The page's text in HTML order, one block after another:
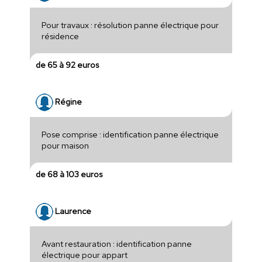
Pour travaux : résolution panne électrique pour
résidence
de 65 à 92 euros
Régine
Pose comprise : identification panne électrique
pour maison
de 68 à 103 euros
Laurence
Avant restauration : identification panne
électrique pour appart